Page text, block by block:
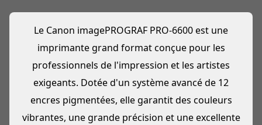
Le Canon imagePROGRAF PRO-6600 est une
imprimante grand format conçue pour les
professionnels de l'impression et les artistes
exigeants. Dotée d'un système avancé de 12
encres pigmentées, elle garantit des couleurs
vibrantes, une grande précision et une excellente